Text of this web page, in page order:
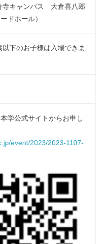
寺キャンパス 大倉喜八郎
ドホール）
下のお子様は入場できま
学公式サイトからお申し
event/2023/2023-1107-